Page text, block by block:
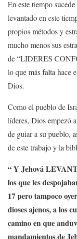
En este tiempo
levantado en este
propios métodos y
mucho menos sus
de “LIDERES
lo que más falta hace
Dios.
Como el pueblo de
líderes, Dios empezó
de guiar a su pueblo,
de este trabajo y la
“ Y Jehová
los que les
17 pero tampoco
dioses ajenos, a los
camino en que
mandamientos de